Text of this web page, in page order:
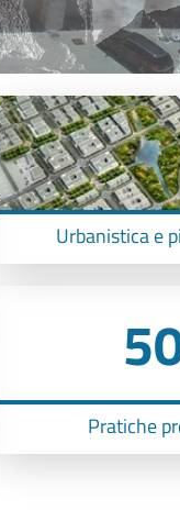
Urbanistica e
Pratiche